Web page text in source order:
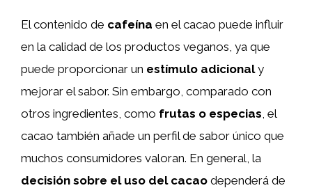
El contenido de cafeína en el cacao puede influir
en la calidad de los productos veganos, ya que
puede proporcionar un estímulo adicionaly
mejorar el sabor. Sin embargo, comparado con
otros ingredientes, como frutas o especias , el
cacao también añade un perfil de sabor único que
muchos consumidores valoran. En general, la
decisión sobre el uso del cacao dependerá de